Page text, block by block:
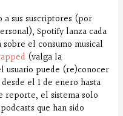
a sus suscriptores (por
Spotify lanza cada
el consumo musical
(valga la
usuario puede (re)conocer
el 1 de enero hasta
reporte, el sistema solo
que han sido